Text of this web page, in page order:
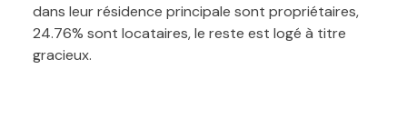
dans leur résidence principale sont propriétaires,
24.76% sont locataires, le reste est logé à titre
gracieux.